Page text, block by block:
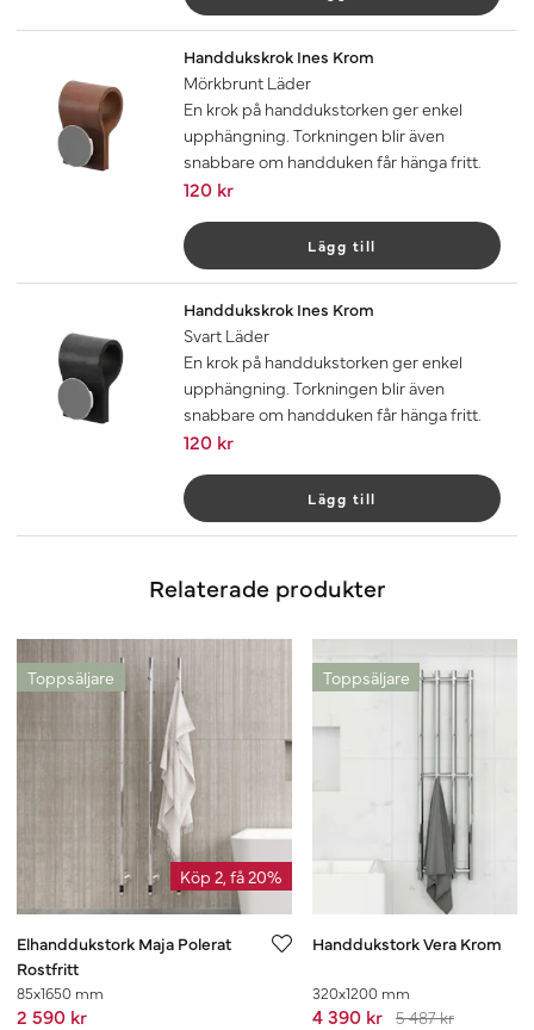
Handdukskrok Ines Krom
Mörkbrunt Läder
En krok på handdukstorken ger enkel
upphängning. Torkningen blir även
snabbare om handduken får hänga fritt.
120 kr
Lägg till
Handdukskrok Ines Krom
Svart Läder
En krok på handdukstorken ger enkel
upphängning. Torkningen blir även
snabbare om handduken får hänga fritt.
120 kr
Lägg till
Relaterade produkter
Toppsäljare
Köp 2, få 20%
Elhanddukstork Maja Polerat
Rostfritt
85x1650 mm
2 590 kr
Toppsäljare
Handdukstork Vera Krom
320x1200 mm
4 390 kr 5 487 kr